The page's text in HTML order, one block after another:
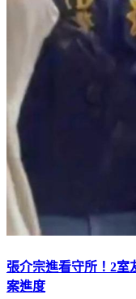
張介宗進看守所！2
案進度